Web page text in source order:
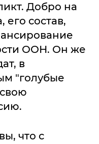
Добро на
его состав,
ООН. Он же
в
"голубые
что с